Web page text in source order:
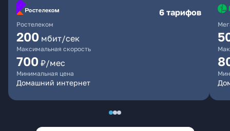
Ростелеком
6 тарифов
200 мбит/сек
Максимальная скорость
700 ₽/мес
Минимальная цена
Домашний интернет